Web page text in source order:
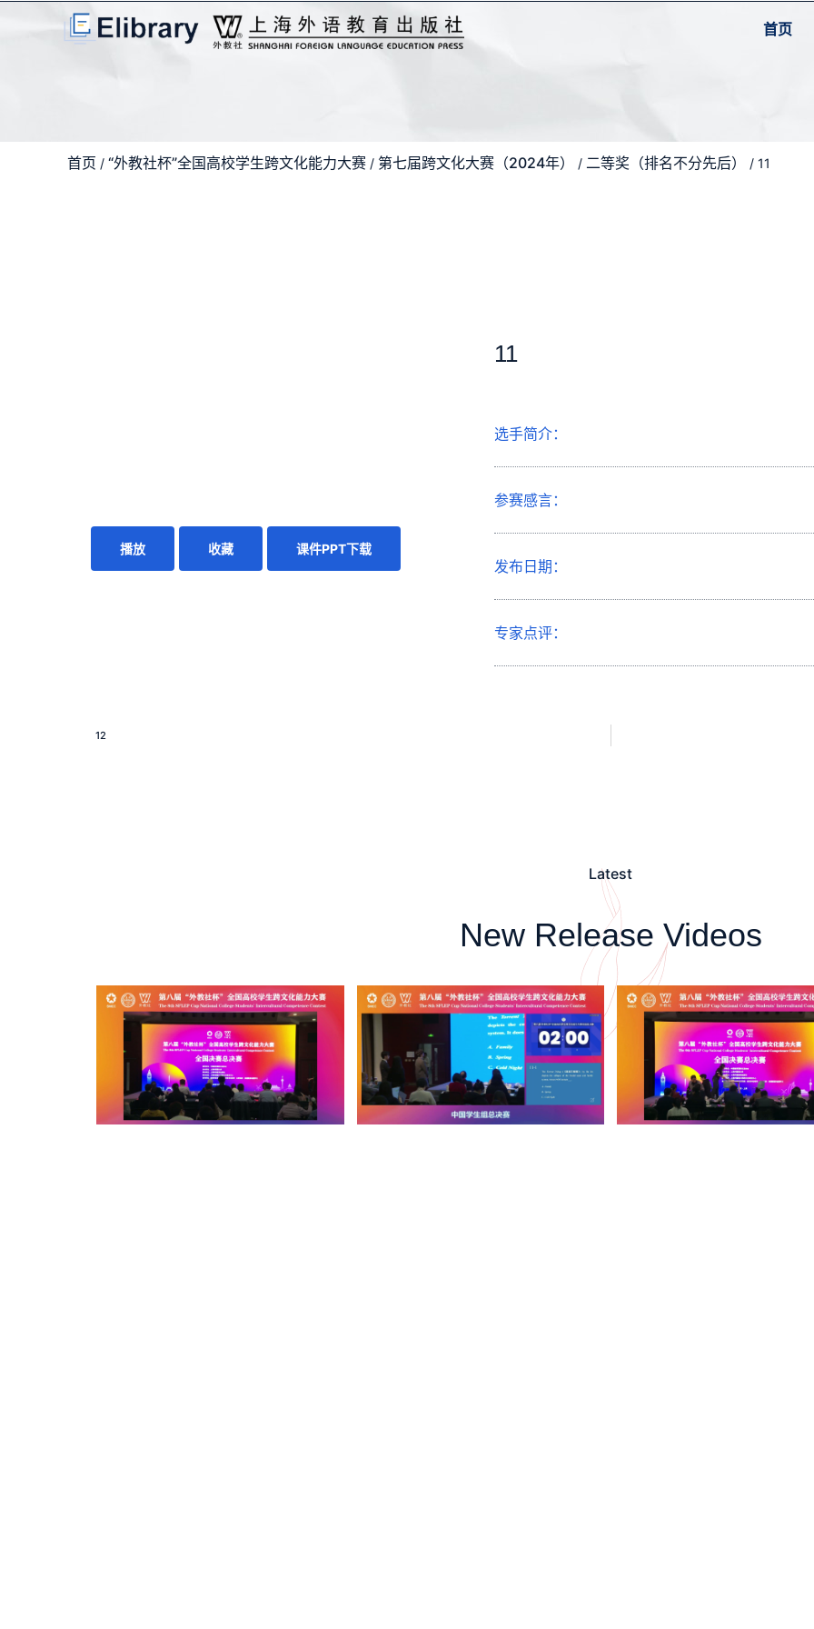
首页
首页 / “外教社杯”全国高校学生跨文化能力大赛 / 第七届跨文化大赛（2024年） / 二等奖（排名不分先后） / 11
播放 收藏 课件PPT下载
11
选手简介：
参赛感言：
发布日期：
专家点评：
12
Latest
New Release Videos